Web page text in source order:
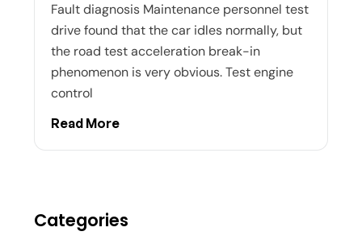
Fault diagnosis Maintenance personnel test
drive found that the car idles normally, but
the road test acceleration break-in
phenomenon is very obvious. Test engine
control
Read More
Categories